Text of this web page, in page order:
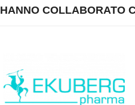
HANNO COLLABORATO